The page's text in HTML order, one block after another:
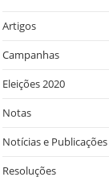
Artigos
Campanhas
Eleições 2020
Notas
Notícias e Publicações
Resoluções